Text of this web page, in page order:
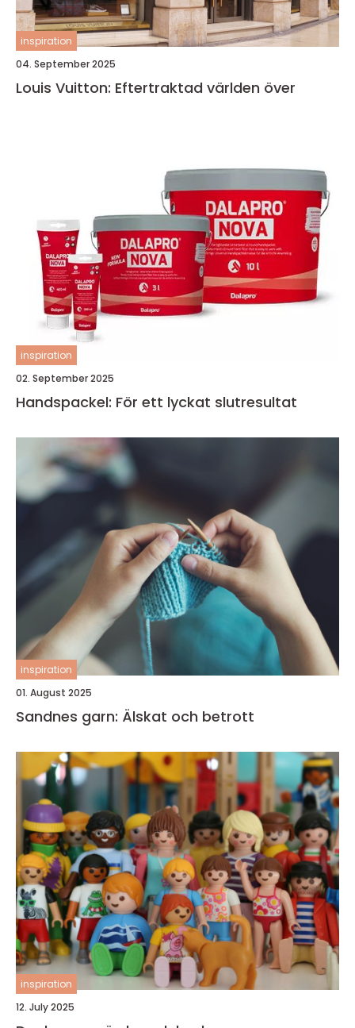
inspiration
04. September 2025
Louis Vuitton: Eftertraktad världen över
inspiration
02. September 2025
Handspackel: För ett lyckat slutresultat
inspiration
01. August 2025
Sandnes garn: Älskat och betrott
inspiration
12. July 2025